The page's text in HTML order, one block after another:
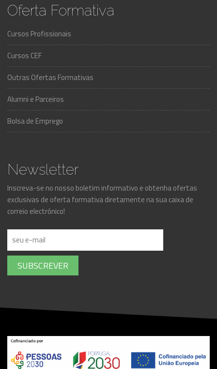
Oferta Formativa
Cursos Profissionais
Cursos CEF
Outras Ofertas Formativas
Alumni e Parceiros
Bolsa de Emprego
Newsletter
Inscreva-se no nosso boletim informativo e obtenha ofertas
exclusivas de oferta formativa diretamente na sua caixa de
correio electrónico!
SUBSCREVER